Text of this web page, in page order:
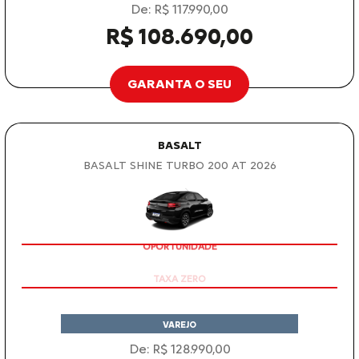
De: R$ 117.990,00
R$ 108.690,00
GARANTA O SEU
BASALT
BASALT SHINE TURBO 200 AT 2026
OPORTUNIDADE
VAREJO
De: R$ 128.990,00